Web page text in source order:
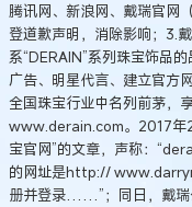
著名知识产权律师徐新明接受
报》采访：技术革新下知识产
挑战与应对策略
腾讯网、新浪网、戴瑞官网
登道歉声明，消除影响；3.
系“DERAIN”系列珠宝饰品
广告、明星代言、建立官方
全国珠宝行业中名列前茅，
www.derain.com。2017年
宝官网”的文章，声称：
的网址是http://
册并登录……”；同日，戴瑞